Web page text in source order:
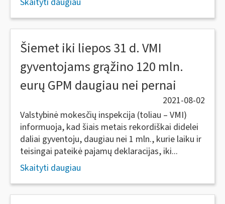
Šiemet iki liepos 31 d. VMI
gyventojams grąžino 120 mln.
eurų GPM daugiau nei pernai
2021-08-02
Valstybinė mokesčių inspekcija (toliau – VMI)
informuoja, kad šiais metais rekordiškai didelei
daliai gyventoju, daugiau nei 1 mln., kurie laiku ir
teisingai pateikė pajamų deklaracijas, iki...
Skaityti daugiau